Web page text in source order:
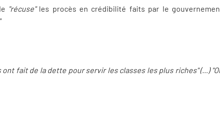
"récuse" les procès en crédibilité faits par le
ont fait de la dette pour servir les classes les plus riches" (...)